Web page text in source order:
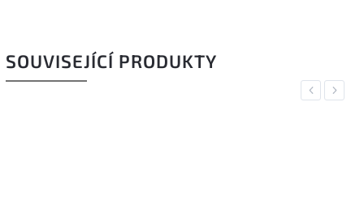
SOUVISEJÍCÍ PRODUKTY
Previous
Next